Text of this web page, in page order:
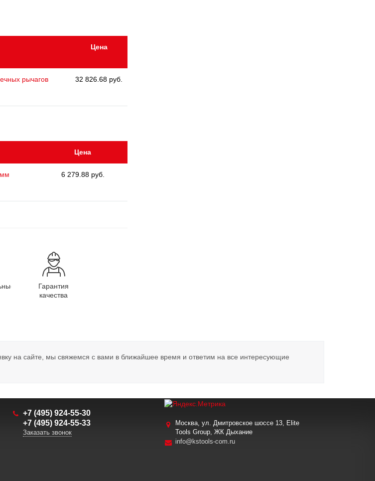
Цена
рычагов
32 826.68 руб.
Цена
6 279.88 руб.
Гарантия
качества
на сайте, мы свяжемся с вами в ближайшее время и ответим на все интересующие
+7 (495) 924-55-30
+7 (495) 924-55-33
Заказать звонок
Москва, ул. Дмитровское шоссе 13, Elite
Tools Group, ЖК Дыхание
info@kstools-com.ru